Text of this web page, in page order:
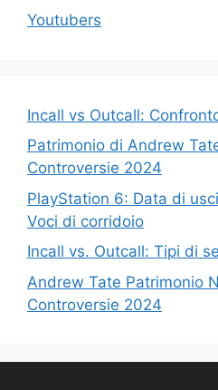
Youtubers
Incall vs Outcall:
Patrimonio di Andrew
Controversie 2024
PlayStation 6: Data di
Voci di corridoio
Incall vs. Outcall: Tipi di
Andrew Tate Patrimonio
Controversie 2024